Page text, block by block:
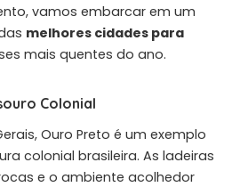
vamos embarcar em um
melhores cidades para
mais quentes do ano.
Colonial
Ouro Preto é um exemplo
colonial brasileira. As ladeiras
e o ambiente acolhedor